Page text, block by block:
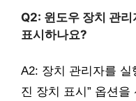
Q2: 윈도우 장치 관
표시하나요?
A2: 장치 관리자를 실
진 장치 표시” 옵션을